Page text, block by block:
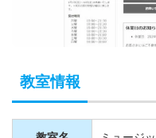
教室情報